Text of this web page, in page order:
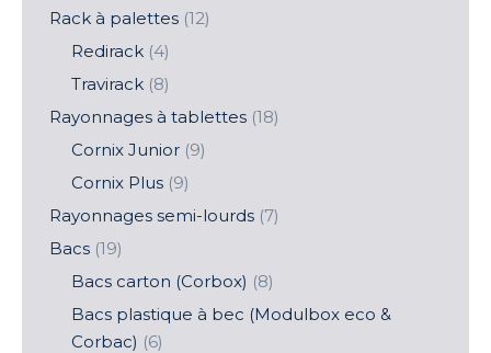
Rack à palettes (12)
Redirack (4)
Travirack (8)
Rayonnages à tablettes (18)
Cornix Junior (9)
Cornix Plus (9)
Rayonnages semi-lourds (7)
Bacs (19)
Bacs carton (Corbox) (8)
Bacs plastique à bec (Modulbox eco &
Corbac) (6)